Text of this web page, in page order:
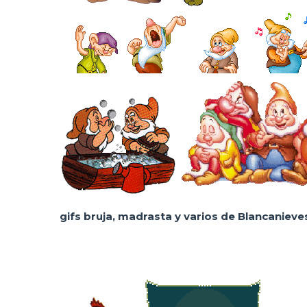
gifs bruja, madrasta y varios de